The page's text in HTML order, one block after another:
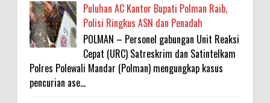
Puluhan AC Kantor Bupati Polman Raib,
Polisi Ringkus ASN dan Penadah
POLMAN – Personel gabungan Unit Reaksi
Cepat (URC) Satreskrim dan Satintelkam
Polres Polewali Mandar (Polman) mengungkap kasus
pencurian ase...